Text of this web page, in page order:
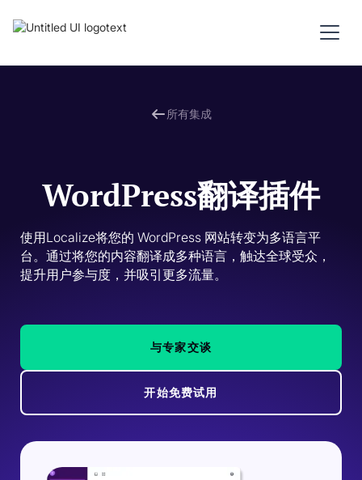
所有集成
WordPress翻译插件
使用Localize将您的 WordPress 网站转变为多语言平
台。通过将您的内容翻译成多种语言，触达全球受众，
提升用户参与度，并吸引更多流量。
与专家交谈
开始免费试用